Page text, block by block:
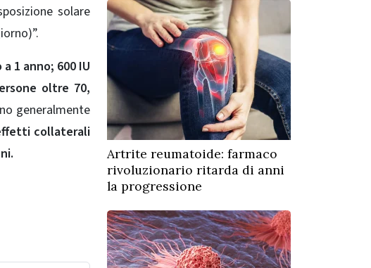
solare
1 anno; 600 IU
oltre 70,
generalmente
collaterali
Artrite reumatoide: farmaco
rivoluzionario ritarda di anni
la progressione